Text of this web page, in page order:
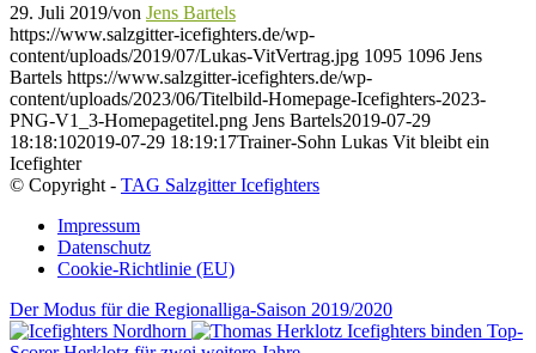
29. Juli 2019/von Jens Bartels
https://www.salzgitter-icefighters.de/wp-
content/uploads/2019/07/Lukas-VitVertrag.jpg 1095 1096 Jens
Bartels https://www.salzgitter-icefighters.de/wp-
content/uploads/2023/06/Titelbild-Homepage-Icefighters-2023-
PNG-V1_3-Homepagetitel.png Jens Bartels2019-07-29
18:18:102019-07-29 18:19:17Trainer-Sohn Lukas Vit bleibt ein
Icefighter
© Copyright - TAG Salzgitter Icefighters
Impressum
Datenschutz
Cookie-Richtlinie (EU)
Der Modus für die Regionalliga-Saison 2019/2020
Icefighters binden Top-